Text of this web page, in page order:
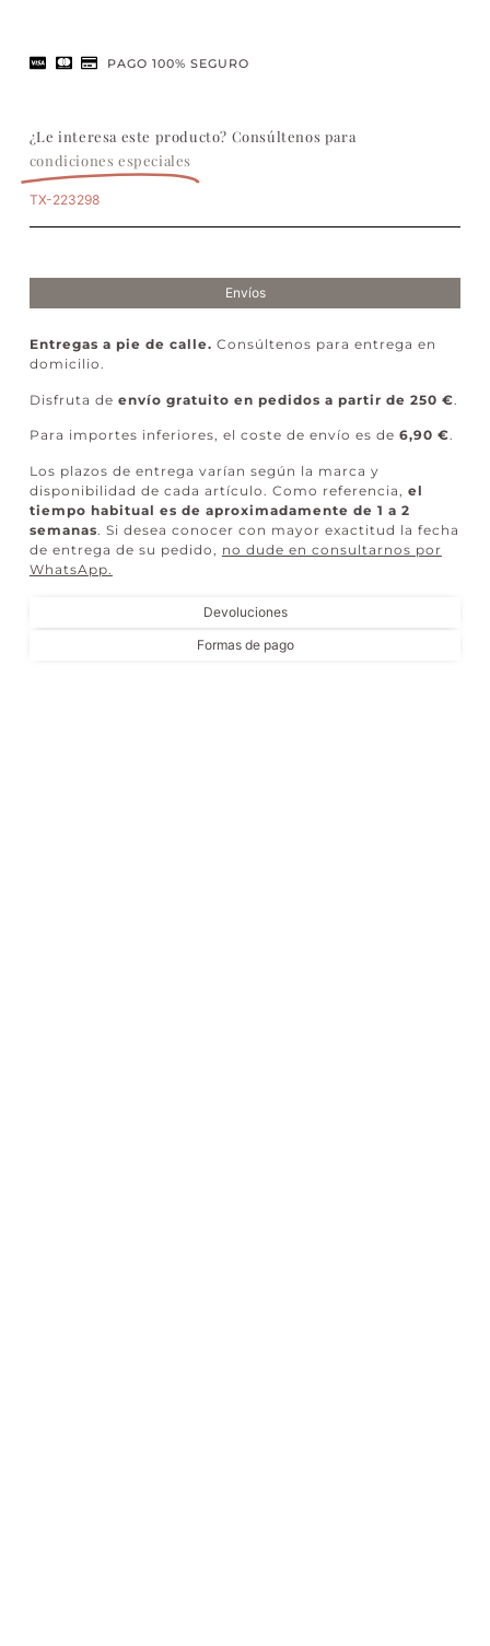
PAGO 100% SEGURO
¿Le interesa este producto? Consúltenos para
condiciones especiales
TX-223298
Envíos
Devoluciones
Formas de pago
Entregas a pie de calle. Consúltenos para entrega en
domicilio.
Disfruta de envío gratuito en pedidos a partir de 250 €
Para importes inferiores, el coste de envío es de 6,90 €.
Los plazos de entrega varían según la marca y
disponibilidad de cada artículo. Como referencia, el
tiempo habitual es de aproximadamente de 1 a 2
semanas . Si desea conocer con mayor exactitud la fecha
de entrega de su pedido, no dude en consultarnos por
WhatsApp